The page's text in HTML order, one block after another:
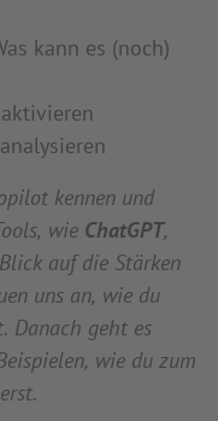
kann es (noch)
kennen und
wie ChatGPT,
auf die Stärken
uns an, wie du
Danach geht es
wie du zum